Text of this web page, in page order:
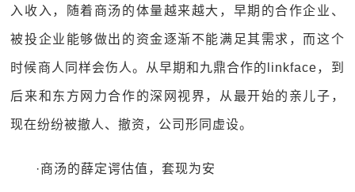
入收入，随着商汤的体量越来越大，早期的合作企业、
被投企业能够做出的资金逐渐不能满足其需求，而这个
时候商人同样会伤人。从早期和九鼎合作的linkface，到
后来和东方网力合作的深网视界，从最开始的亲儿子，
现在纷纷被撤人、撤资，公司形同虚设。
·商汤的薛定谔估值，套现为安